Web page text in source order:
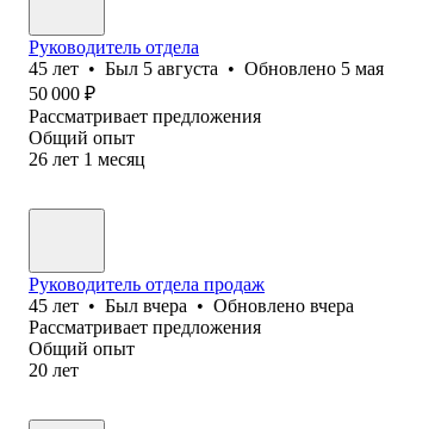
Руководитель отдела
45 лет • Был 5 августа • Обновлено 5 мая
50 000 ₽
Рассматривает предложения
Общий опыт
26 лет 1 месяц
Руководитель отдела продаж
45 лет • Был вчера • Обновлено вчера
Рассматривает предложения
Общий опыт
20 лет